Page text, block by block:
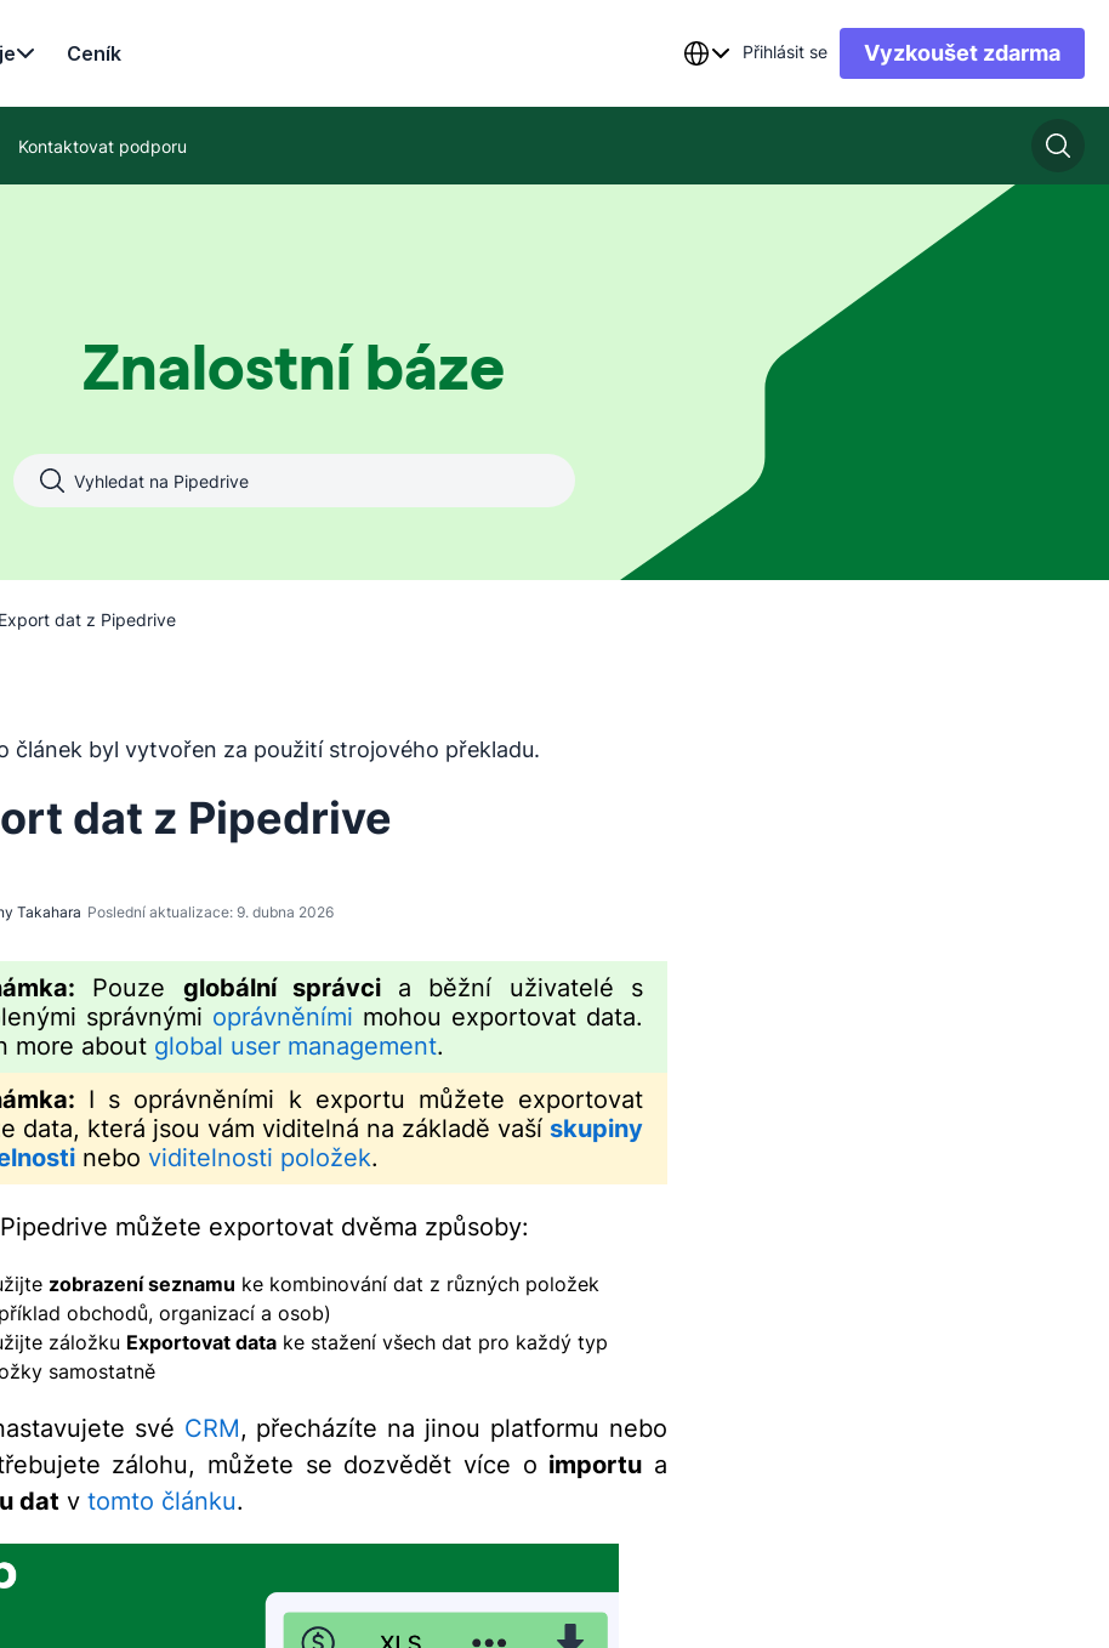
Ceník Přihlásit se Vyzkoušet zdarma
Kontaktovat podporu
Znalostní báze
Export dat z Pipedrive
byl přeložen z angličtiny pomocí nástroje pro strojový překlad bez kontroly člověkem. Stroj mohl určité části
článek byl vytvořen za použití strojového překladu.
dat z Pipedrive
Takahara Poslední aktualizace: 9. dubna 2026
Pouze globální správcia běžní uživatelé s
správnými oprávněními mohou exportovat data.
more about global user management.
I s oprávněními k exportu můžete exportovat
data, která jsou vám viditelná na základě vaší skupiny
nebo viditelnosti položek.
můžete exportovat dvěma způsoby:
zobrazení seznamu ke kombinování dat z různých položek
obchodů, organizací a osob)
záložku Exportovat data ke stažení všech dat pro každý typ
samostatně
své CRM, přecházíte na jinou platformu nebo
zálohu, můžete se dozvědět více o importu a
dat v tomto článku.